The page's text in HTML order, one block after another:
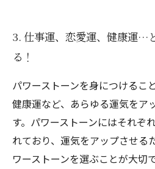
3. 仕事運、恋愛運、健康運…
る！
パワーストーンを身につけるこ
健康運など、あらゆる運気をア
す。パワーストーンにはそれぞ
れており、運気をアップさせる
ワーストーンを選ぶことが大切